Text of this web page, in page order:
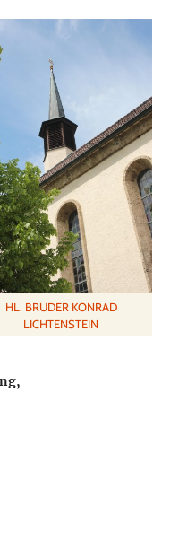
HL. BRUDER KONRAD
LICHTENSTEIN